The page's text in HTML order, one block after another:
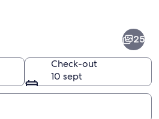
25
Check-out
10 sept